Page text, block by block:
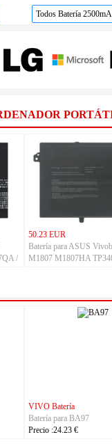
Todos Batería
/
50.23 EUR
Batería para ASUS
M1807 M1807HA
VIVO Batería
Batería para BA96
Precio :24.23 €